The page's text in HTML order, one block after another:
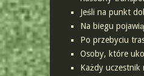
Jeśli na punkt
Na biegu
Po przebyciu
Osoby, które
Każdy uczestnik